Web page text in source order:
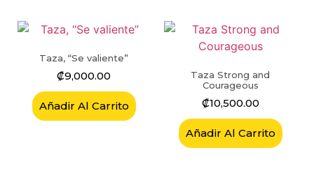
Taza, “Se valiente”
₡9,000.00
Añadir Al Carrito
Taza Strong and
Courageous
₡10,500.00
Añadir Al Carrito